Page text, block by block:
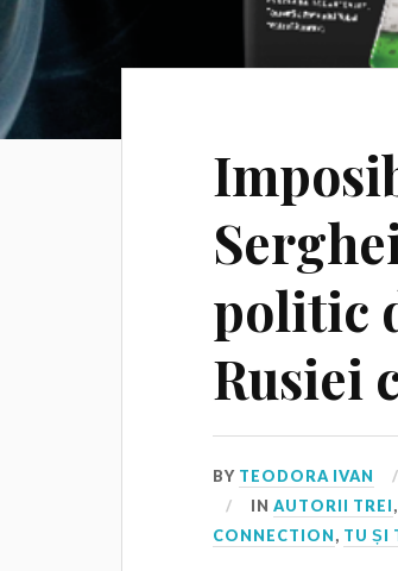
politic
Rusiei
BY TEODORA IVAN
INAUTORII TREI,
CONNECTION, TU ȘI